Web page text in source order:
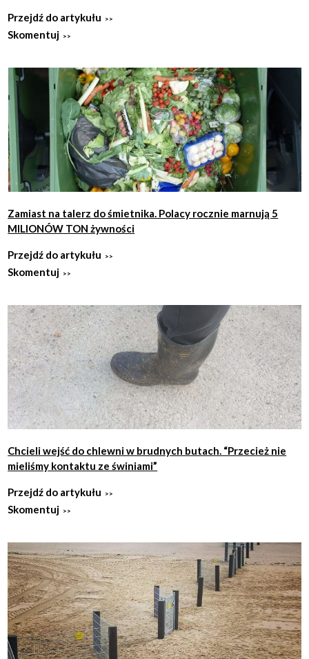
Przejdź do artykułu
Skomentuj
Zamiast na talerz do śmietnika. Polacy rocznie marnują 5
MILIONÓW TON żywności
Przejdź do artykułu
Skomentuj
Chcieli wejść do chlewni w brudnych butach. “Przecież nie
mieliśmy kontaktu ze świniami”
Przejdź do artykułu
Skomentuj